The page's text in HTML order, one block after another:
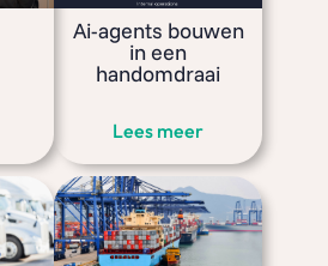
Ai-agents bouwen
in een
handomdraai
Lees meer